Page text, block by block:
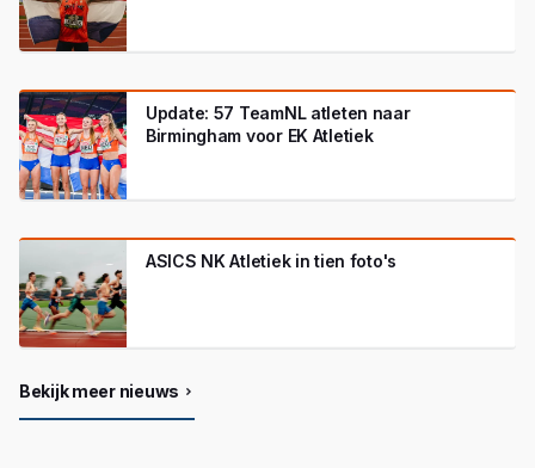
Update: 57 TeamNL atleten naar
Birmingham voor EK Atletiek
ASICS NK Atletiek in tien foto's
Bekijk meer nieuws